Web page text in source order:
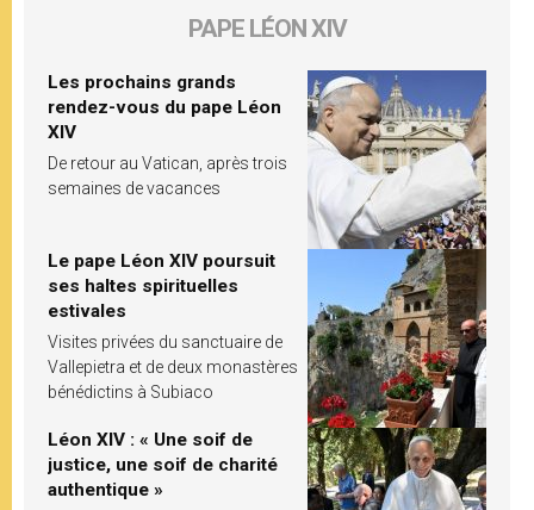
PAPE LÉON XIV
Les prochains grands
rendez-vous du pape Léon
XIV
De retour au Vatican, après trois
semaines de vacances
Le pape Léon XIV poursuit
ses haltes spirituelles
estivales
Visites privées du sanctuaire de
Vallepietra et de deux monastères
bénédictins à Subiaco
Léon XIV : « Une soif de
justice, une soif de charité
authentique »